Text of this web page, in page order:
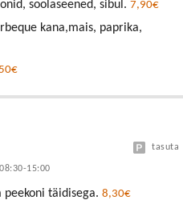
soolaseened, sibul. 7,90€
kana,mais, paprika,
08:30-15:00
tasuta
peekoni täidisega. 8,30€